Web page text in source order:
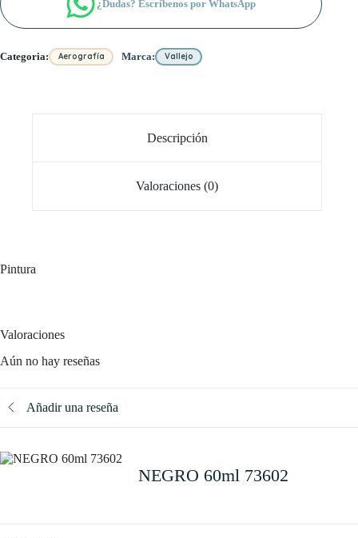
¿Dudas? Escríbenos por WhatsApp
Categoria: Aerografía Marca: Vallejo
Descripción
Valoraciones (0)
Pintura
Valoraciones
Aún no hay reseñas
Añadir una reseña
NEGRO 60ml 73602